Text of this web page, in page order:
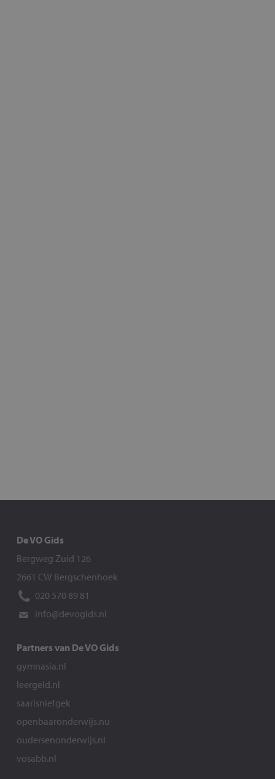
De VO Gids
Bergweg Zuid 126
2661 CW Bergschenhoek
020 570 89 81
info@devogids.nl
Partners van De VO Gids
gymnasia.nl
leergeld.nl
saarisnietgek
openbaaronderwijs.nu
oudersenonderwijs.nl
vosabb.nl